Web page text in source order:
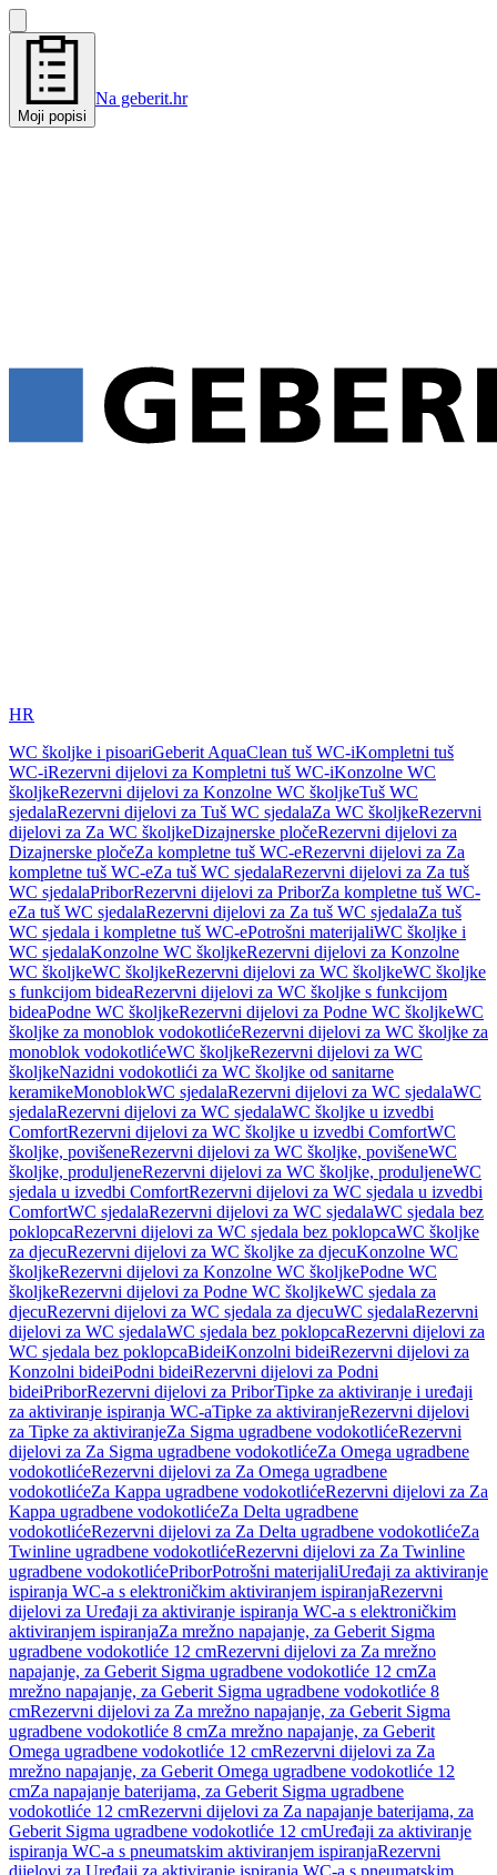
Moji popisi
Na geberit.hr
HR
WC školjke i pisoariGeberit AquaClean tuš WC-iKompletni tuš
WC-iRezervni dijelovi za Kompletni tuš WC-iKonzolne WC
školjkeRezervni dijelovi za Konzolne WC školjkeTuš WC
sjedalaRezervni dijelovi za Tuš WC sjedalaZa WC školjkeRezervni
dijelovi za Za WC školjkeDizajnerske pločeRezervni dijelovi za
Dizajnerske pločeZa kompletne tuš WC-eRezervni dijelovi za Za
kompletne tuš WC-eZa tuš WC sjedalaRezervni dijelovi za Za tuš
WC sjedalaPriborRezervni dijelovi za PriborZa kompletne tuš WC-
eZa tuš WC sjedalaRezervni dijelovi za Za tuš WC sjedalaZa tuš
WC sjedala i kompletne tuš WC-ePotrošni materijaliWC školjke i
WC sjedalaKonzolne WC školjkeRezervni dijelovi za Konzolne
WC školjkeWC školjkeRezervni dijelovi za WC školjkeWC školjke
s funkcijom bideaRezervni dijelovi za WC školjke s funkcijom
bideaPodne WC školjkeRezervni dijelovi za Podne WC školjkeWC
školjke za monoblok vodokotlićeRezervni dijelovi za WC školjke za
monoblok vodokotlićeWC školjkeRezervni dijelovi za WC
školjkeNazidni vodokotlići za WC školjke od sanitarne
keramikeMonoblokWC sjedalaRezervni dijelovi za WC sjedalaWC
sjedalaRezervni dijelovi za WC sjedalaWC školjke u izvedbi
ComfortRezervni dijelovi za WC školjke u izvedbi ComfortWC
školjke, povišeneRezervni dijelovi za WC školjke, povišeneWC
školjke, produljeneRezervni dijelovi za WC školjke, produljeneWC
sjedala u izvedbi ComfortRezervni dijelovi za WC sjedala u izvedbi
ComfortWC sjedalaRezervni dijelovi za WC sjedalaWC sjedala bez
poklopcaRezervni dijelovi za WC sjedala bez poklopcaWC školjke
za djecuRezervni dijelovi za WC školjke za djecuKonzolne WC
školjkeRezervni dijelovi za Konzolne WC školjkePodne WC
školjkeRezervni dijelovi za Podne WC školjkeWC sjedala za
djecuRezervni dijelovi za WC sjedala za djecuWC sjedalaRezervni
dijelovi za WC sjedalaWC sjedala bez poklopcaRezervni dijelovi za
WC sjedala bez poklopcaBideiKonzolni bideiRezervni dijelovi za
Konzolni bideiPodni bideiRezervni dijelovi za Podni
bideiPriborRezervni dijelovi za PriborTipke za aktiviranje i uređaji
za aktiviranje ispiranja WC-aTipke za aktiviranjeRezervni dijelovi
za Tipke za aktiviranjeZa Sigma ugradbene vodokotlićeRezervni
dijelovi za Za Sigma ugradbene vodokotlićeZa Omega ugradbene
vodokotlićeRezervni dijelovi za Za Omega ugradbene
vodokotlićeZa Kappa ugradbene vodokotlićeRezervni dijelovi za Za
Kappa ugradbene vodokotlićeZa Delta ugradbene
vodokotlićeRezervni dijelovi za Za Delta ugradbene vodokotlićeZa
Twinline ugradbene vodokotlićeRezervni dijelovi za Za Twinline
ugradbene vodokotlićePriborPotrošni materijaliUređaji za aktiviranje
ispiranja WC-a s elektroničkim aktiviranjem ispiranjaRezervni
dijelovi za Uređaji za aktiviranje ispiranja WC-a s elektroničkim
aktiviranjem ispiranjaZa mrežno napajanje, za Geberit Sigma
ugradbene vodokotliće 12 cmRezervni dijelovi za Za mrežno
napajanje, za Geberit Sigma ugradbene vodokotliće 12 cmZa
mrežno napajanje, za Geberit Sigma ugradbene vodokotliće 8
cmRezervni dijelovi za Za mrežno napajanje, za Geberit Sigma
ugradbene vodokotliće 8 cmZa mrežno napajanje, za Geberit
Omega ugradbene vodokotliće 12 cmRezervni dijelovi za Za
mrežno napajanje, za Geberit Omega ugradbene vodokotliće 12
cmZa napajanje baterijama, za Geberit Sigma ugradbene
vodokotliće 12 cmRezervni dijelovi za Za napajanje baterijama, za
Geberit Sigma ugradbene vodokotliće 12 cmUređaji za aktiviranje
ispiranja WC-a s pneumatskim aktiviranjem ispiranjaRezervni
dijelovi za Uređaji za aktiviranje ispiranja WC-a s pneumatskim